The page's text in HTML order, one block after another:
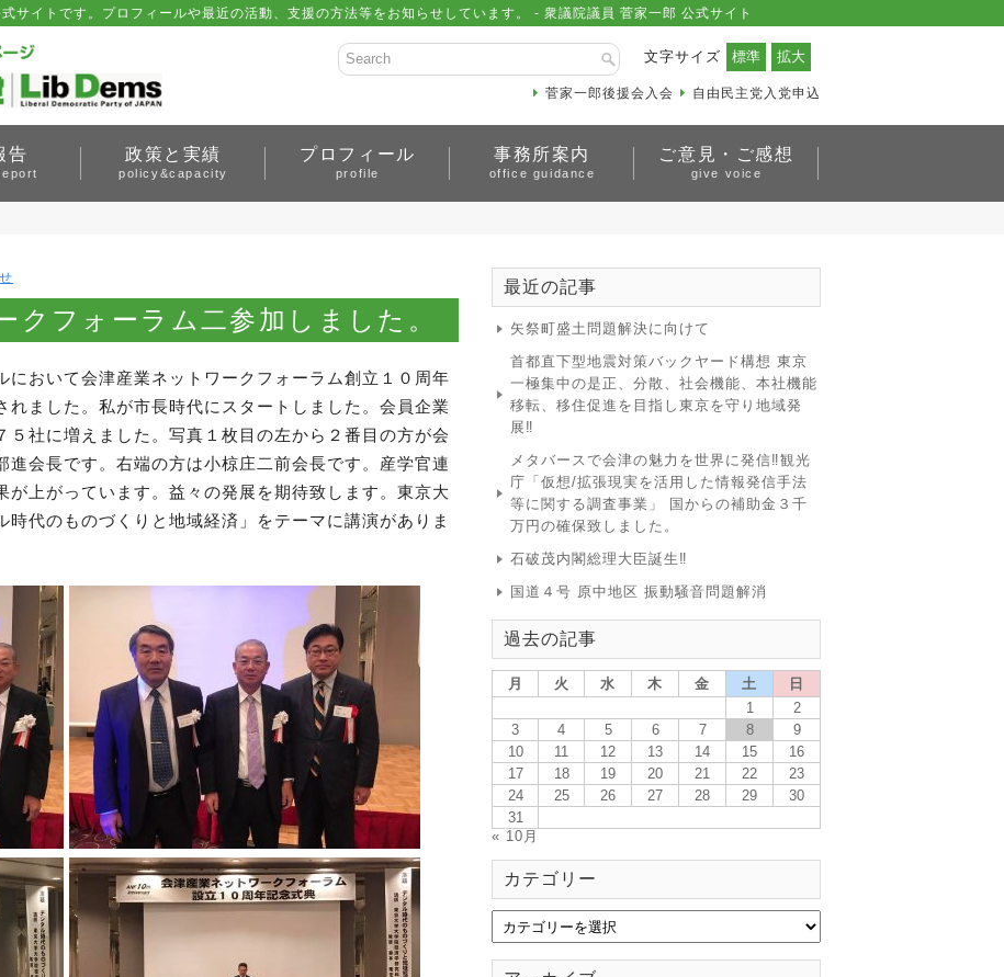
サイトです。プロフィールや最近の活動、支援の方法等をお知らせしています。 - 衆議院議員 菅家一郎 公式サイト
文字サイズ
自由民主党入党申込
菅家一郎後援会入会
告 政策と実績
policy&capacity
プロフィール
profile
事務所案内
office guidance
ご意見・ご感想
give voice
クフォーラム二参加しました。
において会津産業ネットワークフォーラム創立１０周年
れました。私が市長時代にスタートしました。会員企業
５社に増えました。写真１枚目の左から２番目の方が会
進会長です。右端の方は小椋庄二前会長です。産学官連
が上がっています。益々の発展を期待致します。東京大
代のものづくりと地域経済」をテーマに講演がありま
最近の記事
矢祭町盛土問題解決に向けて
首都直下型地震対策バックヤード構想 東京
一極集中の是正、分散、社会機能、本社機能
移転、移住促進を目指し東京を守り地域発
展‼
メタバースで会津の魅力を世界に発信‼観光
庁「仮想/拡張現実を活用した情報発信手法
等に関する調査事業」 国からの補助金３千
万円の確保致しました。
石破茂内閣総理大臣誕生‼
国道４号 原中地区 振動騒音問題解消
過去の記事
月 火 水 木 金 土
日
1
2
3
4 5 6 7 8
9
10
11 12 13 14 15
16
17
18 19 20 21 22
23
24
25 26 27 28 29
30
31
« 10月
カテゴリー